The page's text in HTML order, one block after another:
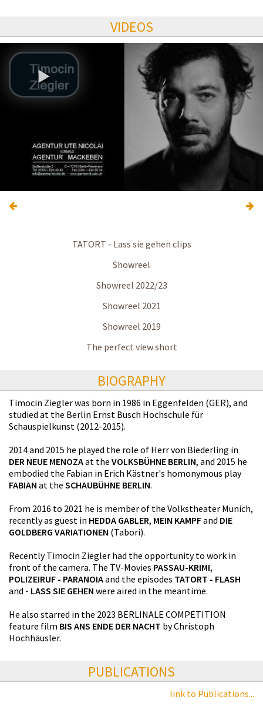
VIDEOS
TATORT - Lass sie gehen clips
Showreel
Showreel 2022/23
Showreel 2021
Showreel 2019
The perfect view short
BIOGRAPHY
Timocin Ziegler was born in 1986 in Eggenfelden (GER), and
studied at the Berlin Ernst Busch Hochschule für
Schauspielkunst (2012-2015).
2014 and 2015 he played the role of Herr von Biederling in
DER NEUE MENOZAat the VOLKSBÜHNE BERLIN, and 2015 he
embodied the Fabian in Erich Kästner's homonymous play
FABIAN at the SCHAUBÜHNE BERLIN.
From 2016 to 2021 he is member of the Volkstheater Munich,
recently as guest in HEDDA GABLER, MEIN KAMPFand DIE
GOLDBERG VARIATIONEN (Tabori).
Recently Timocin Ziegler had the opportunity to work in
front of the camera. The TV-Movies PASSAU-KRIMI,
POLIZEIRUF - PARANOIAand the episodes TATORT - FLASH
and - LASS SIE GEHEN were aired in the meantime.
He also starred in the 2023 BERLINALE COMPETITION
feature film BIS ANS ENDE DER NACHT by Christoph
Hochhäusler.
PUBLICATIONS
link to Publications...